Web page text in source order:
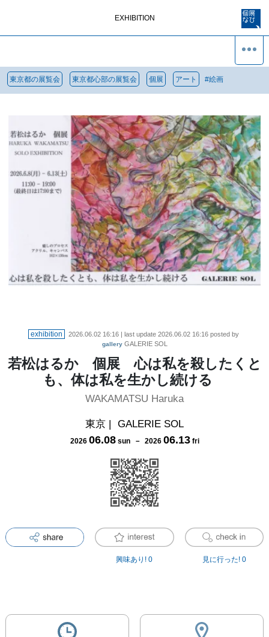
EXHIBITION
東京都の展覧会 東京都心部の展覧会 個展 アート #絵画
exhibition 2026.06.02 16:16 | last update 2026.06.02 16:16 posted by
gallery GALERIE SOL
若松はるか 個展 心は私を殺したくと
も、体は私を生かし続ける
WAKAMATSU Haruka
東京 | GALERIE SOL
2026 06.08 sun－ 2026 06.13 fri
興味あり! 0 見に行った! 0